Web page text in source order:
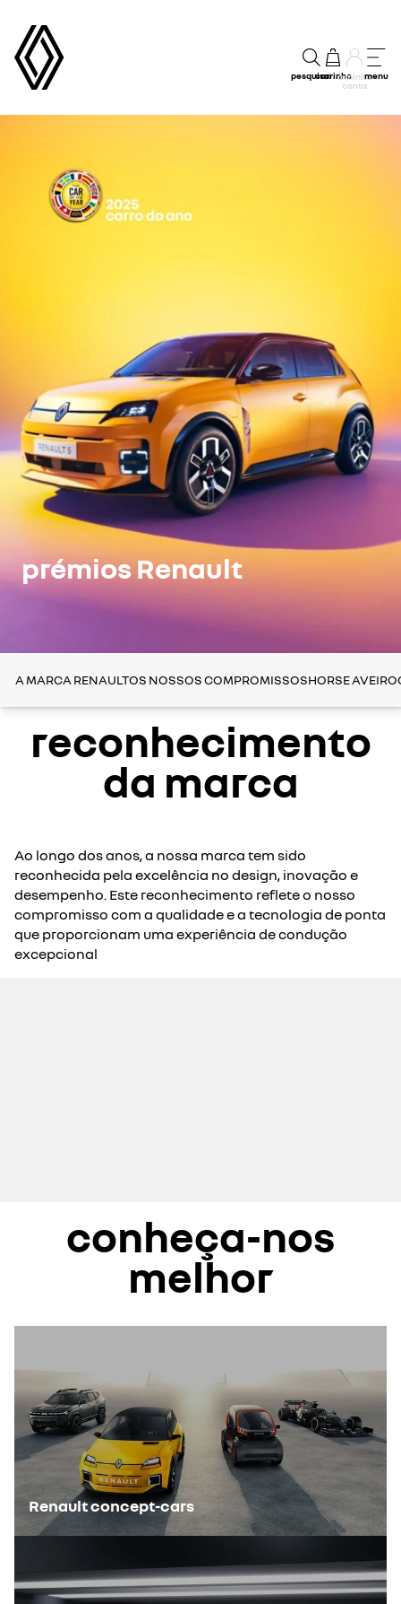
pesquisarcarrinhoa minha
conta
menu
prémios Renault
A MARCA RENAULTOS NOSSOS COMPROMISSOSHORSE AVEIRO
reconhecimento
da marca
Ao longo dos anos, a nossa marca tem sido
reconhecida pela excelência no design, inovação e
desempenho. Este reconhecimento reflete o nosso
compromisso com a qualidade e a tecnologia de ponta
que proporcionam uma experiência de condução
excepcional
conheça-nos
melhor
Renault concept-cars